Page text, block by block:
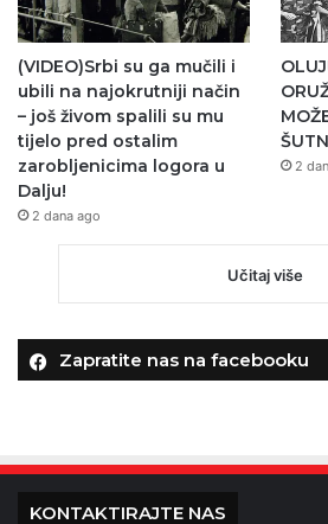
(VIDEO)Srbi su ga mučili i
ubili na najokrutniji način
– još živom spalili su mu
tijelo pred ostalim
zarobljenicima logora u
Dalju!
2 dana ago
2
Učitaj više
Zapratite nas na facebooku
KONTAKTIRAJTE NAS